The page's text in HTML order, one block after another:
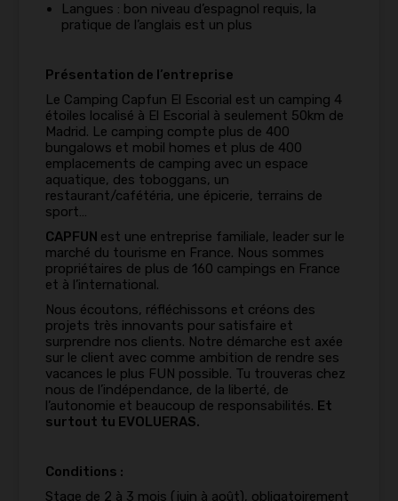
Langues : bon niveau d’espagnol requis, la
pratique de l’anglais est un plus
Présentation de l’entreprise
Le Camping Capfun El Escorial est un camping 4
étoiles localisé à El Escorial à seulement 50km de
Madrid. Le camping compte plus de 400
bungalows et mobil homes et plus de 400
emplacements de camping avec un espace
aquatique, des toboggans, un
restaurant/cafétéria, une épicerie, terrains de
sport…
CAPFUN est une entreprise familiale, leader sur le
marché du tourisme en France. Nous sommes
propriétaires de plus de 160 campings en France
et à l’international.
Nous écoutons, réfléchissons et créons des
projets très innovants pour satisfaire et
surprendre nos clients. Notre démarche est axée
sur le client avec comme ambition de rendre ses
vacances le plus FUN possible. Tu trouveras chez
nous de l’indépendance, de la liberté, de
l’autonomie et beaucoup de responsabilités. Et
surtout tu EVOLUERAS.
Conditions :
Stage de 2 à 3 mois (juin à août), obligatoirement